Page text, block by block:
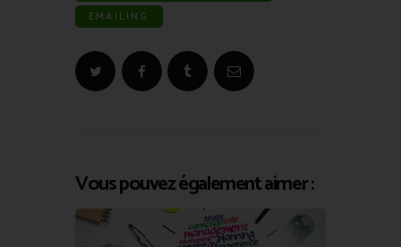
EMAILING
Vous pouvez également aimer :